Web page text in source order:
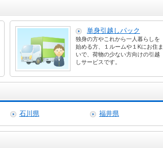
単身引越しパック
独身の方やこれから一人暮らしを
始める方、１ルームや１Kにお住ま
いで、荷物の少ない方向けの引越
しサービスです。
石川県 福井県